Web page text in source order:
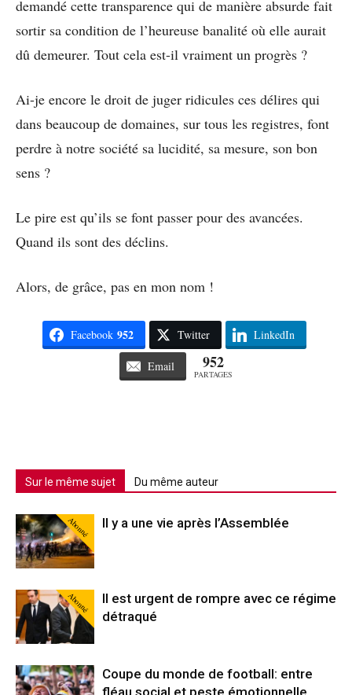
demandé cette transparence qui de manière absurde fait
sortir sa condition de l’heureuse banalité où elle aurait
dû demeurer. Tout cela est-il vraiment un progrès ?
Ai-je encore le droit de juger ridicules ces délires qui
dans beaucoup de domaines, sur tous les registres, font
perdre à notre société sa lucidité, sa mesure, son bon
sens ?
Le pire est qu’ils se font passer pour des avancées.
Quand ils sont des déclins.
Alors, de grâce, pas en mon nom !
Facebook 952 Twitter LinkedIn
Email 952
PARTAGES
Sur le même sujet Du même auteur
Abonné Il y a une vie après l’Assemblée
Abonné
Il est urgent de rompre avec ce régime
détraqué
Coupe du monde de football: entre